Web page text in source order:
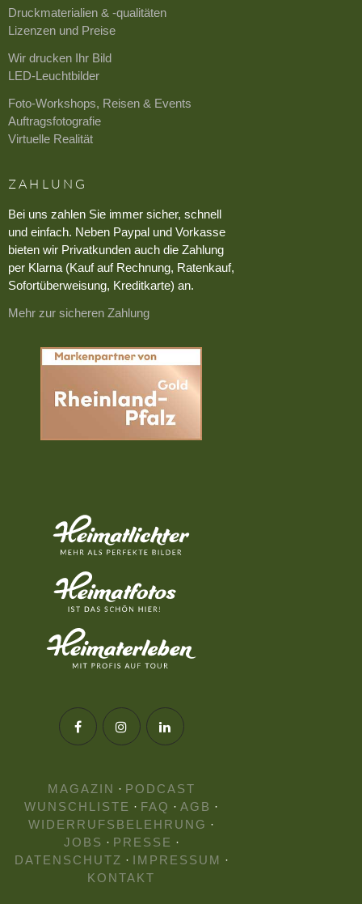
Druckmaterialien & -qualitäten
Lizenzen und Preise
Wir drucken Ihr Bild
LED-Leuchtbilder
Foto-Workshops, Reisen & Events
Auftragsfotografie
Virtuelle Realität
ZAHLUNG
Bei uns zahlen Sie immer sicher, schnell
und einfach. Neben Paypal und Vorkasse
bieten wir Privatkunden auch die Zahlung
per Klarna (Kauf auf Rechnung, Ratenkauf,
Sofortüberweisung, Kreditkarte) an.
Mehr zur sicheren Zahlung
MAGAZIN · PODCAST
WUNSCHLISTE · FAQ · AGB ·
WIDERRUFSBELEHRUNG ·
JOBS · PRESSE ·
DATENSCHUTZ · IMPRESSUM ·
KONTAKT